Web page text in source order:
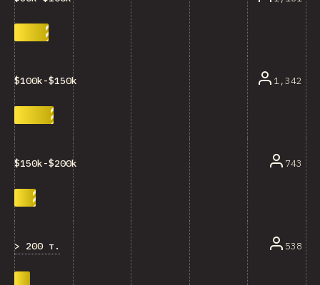
$100k-$150k 1,342
$150k-$200k 743
> 200 т. 538